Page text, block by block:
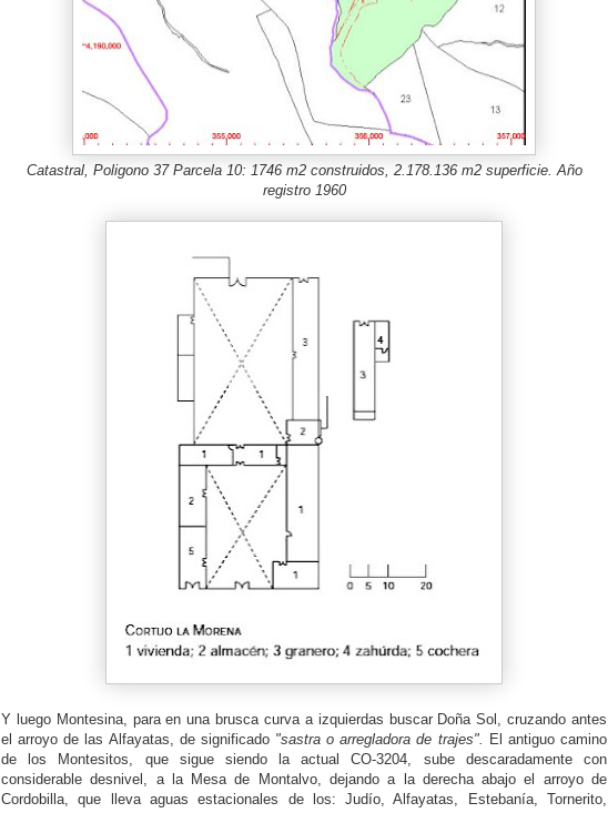
Catastral, Poligono 37 Parcela 10: 1746 m2 construidos, 2.178.136 m2 superficie. Año
registro 1960
Y luego Montesina, para en una brusca curva a izquierdas buscar Doña Sol, cruzando antes
el arroyo de las Alfayatas, de significado "sastra o arregladora de trajes". El antiguo camino
de los Montesitos, que sigue siendo la actual CO-3204, sube descaradamente con
considerable desnivel, a la Mesa de Montalvo, dejando a la derecha abajo el arroyo de
Cordobilla, que lleva aguas estacionales de los: Judío, Alfayatas, Estebanía, Tornerito,